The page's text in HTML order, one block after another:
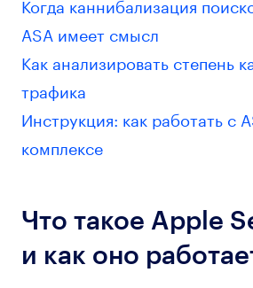
ASA имеет смысл
Как анализировать степень
трафика
Инструкция: как работать с
комплексе
Что такое Apple
и как оно